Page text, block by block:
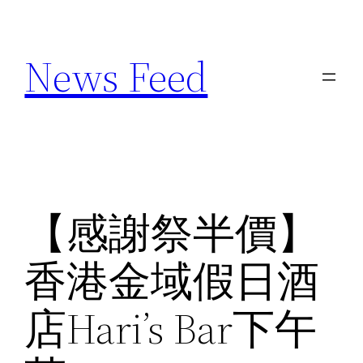
content
News Feed
【感謝祭半價】
香港金域假日酒
店Hari’s Bar下午